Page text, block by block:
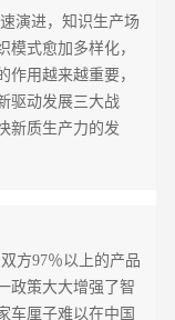
演进，知识生产场
式愈加多样化，
作用越来越重要，
驱动发展三大战
新质生产力的发
方97％以上的产品
政策大大增强了智
车厘子难以在中国